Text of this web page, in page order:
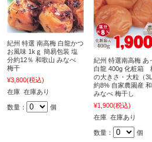
紀州 特選 南高梅 白龍かつ
お風味 1kｇ 簡易包装 塩
分約12％ 和歌山 みなべ
梅干
¥3,800(税込)
在庫 在庫あり
数量： 個
紀州 特選南高梅 あ
白龍 400g 化粧箱
の大きさ・大粒（
約8% 自家農園産
みなべ 梅干し
¥1,900(税込)
在庫 在庫あり
数量： 個